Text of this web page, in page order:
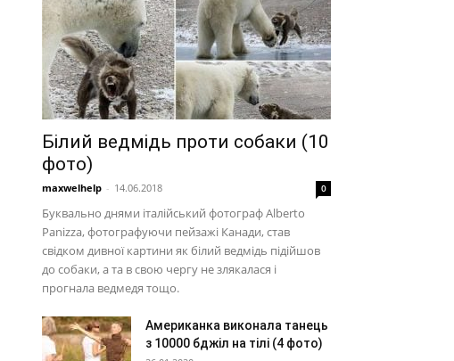
Білий ведмідь проти собаки (10
фото)
maxwelhelp - 14.06.2018 0
Буквально днями італійський фотограф Alberto
Panizza, фотографуючи пейзажі Канади, став
свідком дивної картини як білий ведмідь підійшов
до собаки, а та в свою чергу не злякалася і
прогнала ведмедя тощо.
Американка виконала танець
з 10000 бджіл на тілі (4 фото)